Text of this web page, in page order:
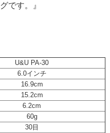
です。』
U&U PA-30
6.0インチ
16.9cm
15.2cm
6.2cm
60g
30目